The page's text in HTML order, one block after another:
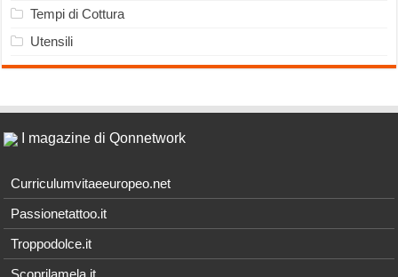
Tempi di Cottura
Utensili
I magazine di Qonnetwork
Curriculumvitaeeuropeo.net
Passionetattoo.it
Troppodolce.it